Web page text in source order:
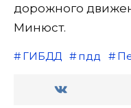
дорожного
Минюст.
ГИБДД пдд